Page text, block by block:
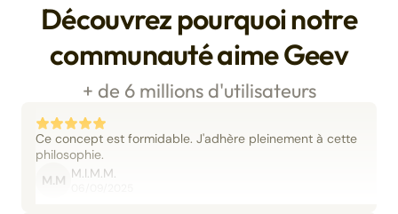
Découvrez pourquoi notre
communauté aime Geev
+ de 6 millions d'utilisateurs
Ce concept est formidable. J'adhère pleinement à cette
philosophie.
M.M M.I.M.M.